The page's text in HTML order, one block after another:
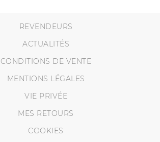
REVENDEURS
ACTUALITÉS
CONDITIONS DE VENTE
MENTIONS LÉGALES
VIE PRIVÉE
MES RETOURS
COOKIES